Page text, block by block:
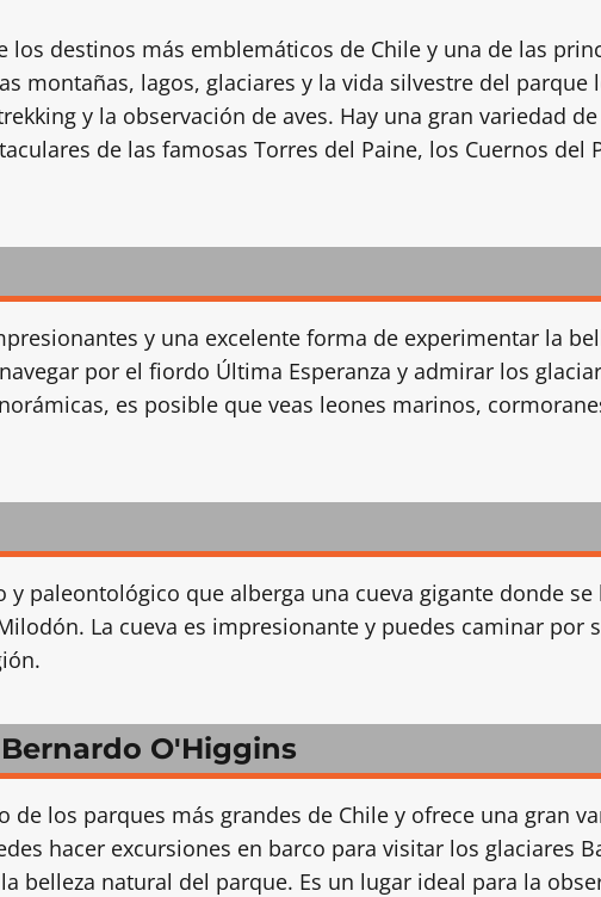
los destinos más emblemáticos de Chile y una de las
montañas, lagos, glaciares y la vida silvestre del parque
y la observación de aves. Hay una gran variedad
de las famosas Torres del Paine, los Cuernos del
y una excelente forma de experimentar la
por el fiordo Última Esperanza y admirar los
es posible que veas leones marinos,
paleontológico que alberga una cueva gigante donde
La cueva es impresionante y puedes caminar por
O'Higgins
de los parques más grandes de Chile y ofrece una gran
hacer excursiones en barco para visitar los glaciares
belleza natural del parque. Es un lugar ideal para la